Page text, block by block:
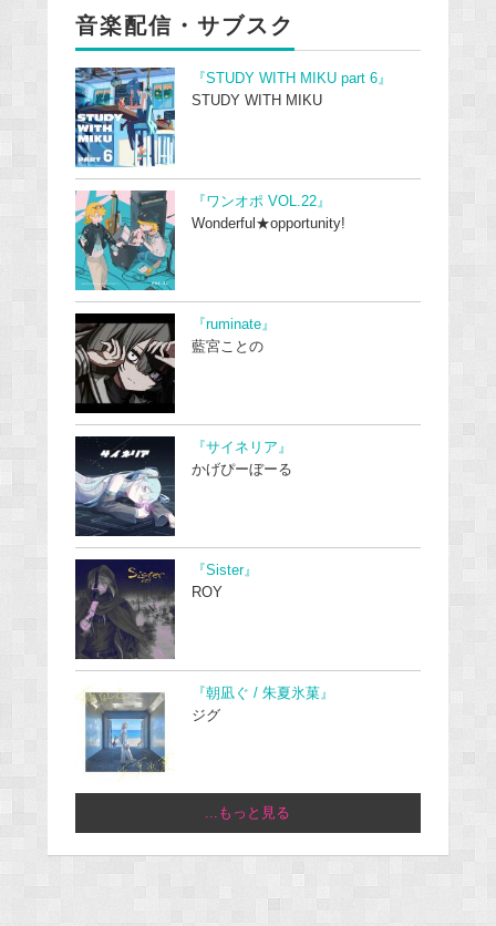
音楽配信・サブスク
『STUDY WITH MIKU part 6』
STUDY WITH MIKU
『ワンオポ VOL.22』
Wonderful★opportunity!
『ruminate』
藍宮ことの
『サイネリア』
かげぴーぼーる
『Sister』
ROY
『朝凪ぐ / 朱夏氷菓』
ジグ
...もっと見る